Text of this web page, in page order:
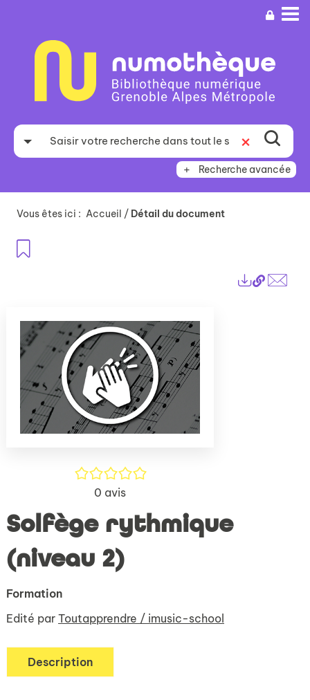
recherche
Recherche avancée
Vous êtes ici : Accueil / Détail du document
Lien
/5
0 avis
Solfège rythmique
(niveau 2)
Formation
Edité par Toutapprendre / imusic-school
Description